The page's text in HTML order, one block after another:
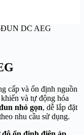
DC AEG
cấp và ổn định nguồn
và tự động hóa
nhỏ gọn, dễ lắp đặt
nhu cầu sử dụng.